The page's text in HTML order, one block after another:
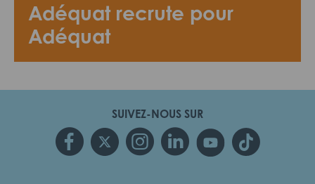
Adéquat recrute pour
Adéquat
SUIVEZ-NOUS SUR